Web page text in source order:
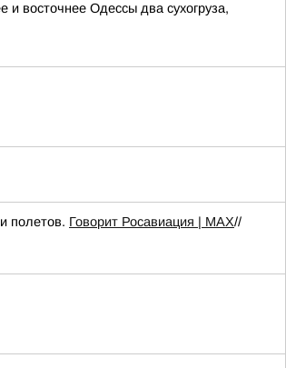
восточнее Одессы два сухогруза,
полетов. Говорит Росавиация | MAX//